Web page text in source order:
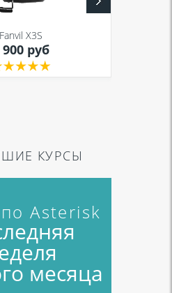
Fanvil X3S
900 руб
КУРСЫ
Asterisk
месяца